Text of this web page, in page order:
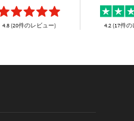
4.8 (20件のレビュー) 4.2 (17件